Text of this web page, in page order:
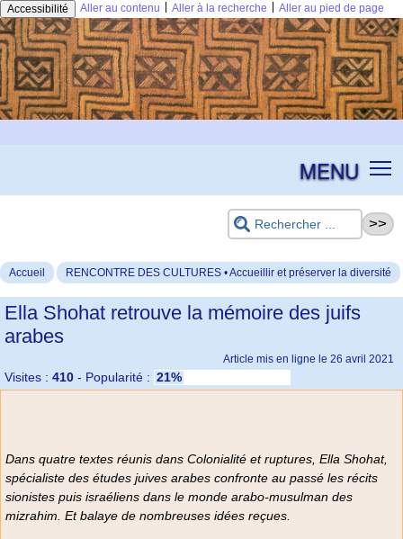
Accessibilité Aller au contenu Aller à la recherche Aller au pied de page
MENU
Accueil RENCONTRE DES CULTURES • Accueillir et préserver la diversité
Ella Shohat retrouve la mémoire des juifs
arabes
Article mis en ligne le 26 avril 2021
Visites : 410 - Popularité : 21%
Dans quatre textes réunis dans Colonialité et ruptures, Ella Shohat,
spécialiste des études juives arabes confronte au passé les récits
sionistes puis israéliens dans le monde arabo-musulman des
mizrahim . Et balaye de nombreuses idées reçues.